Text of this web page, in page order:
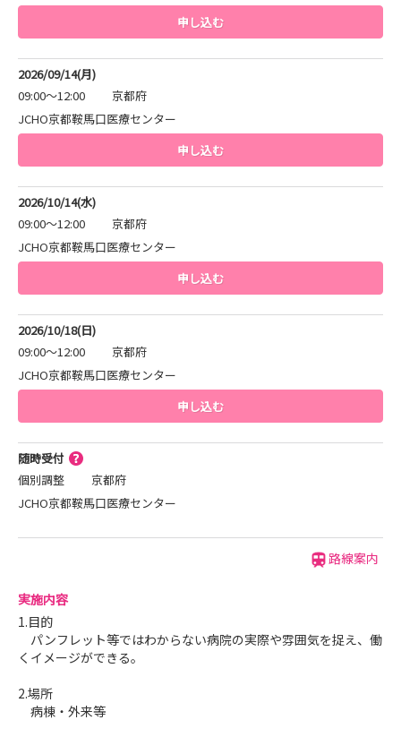
申し込む
2026/09/14(月)
09:00～12:00
京都府
JCHO京都鞍馬口医療センター
申し込む
2026/10/14(水)
09:00～12:00
京都府
JCHO京都鞍馬口医療センター
申し込む
2026/10/18(日)
09:00～12:00
京都府
JCHO京都鞍馬口医療センター
申し込む
随時受付
個別調整
京都府
JCHO京都鞍馬口医療センター
路線案内
実施内容
1.目的
パンフレット等ではわからない病院の実際や雰囲気を捉え、働
くイメージができる。
2.場所
病棟・外来等